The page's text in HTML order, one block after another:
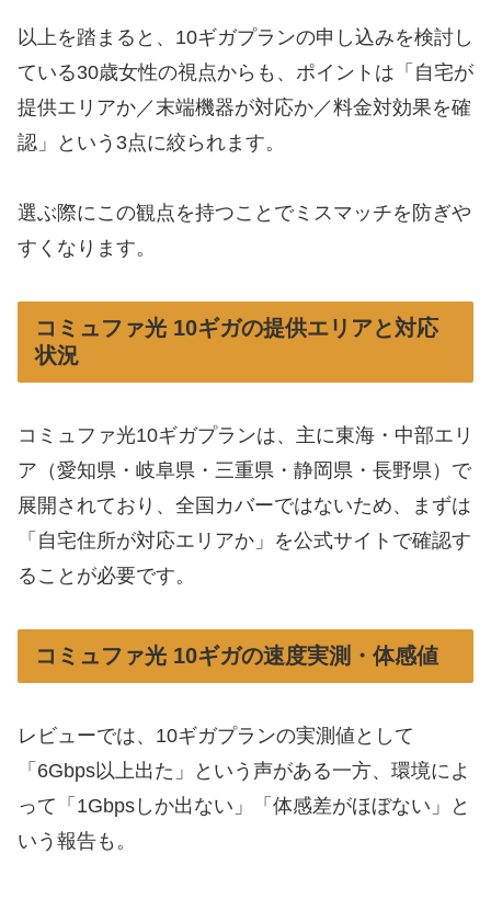
以上を踏まると、10ギガプランの申し込みを検討し
ている30歳女性の視点からも、ポイントは「自宅が
提供エリアか／末端機器が対応か／料金対効果を確
認」という3点に絞られます。
選ぶ際にこの観点を持つことでミスマッチを防ぎや
すくなります。
コミュファ光 10ギガの提供エリアと対応
状況
コミュファ光10ギガプランは、主に東海・中部エリ
ア（愛知県・岐阜県・三重県・静岡県・長野県）で
展開されており、全国カバーではないため、まずは
「自宅住所が対応エリアか」を公式サイトで確認す
ることが必要です。
コミュファ光 10ギガの速度実測・体感値
レビューでは、10ギガプランの実測値として
「6Gbps以上出た」という声がある一方、環境によ
って「1Gbpsしか出ない」「体感差がほぼない」と
いう報告も。